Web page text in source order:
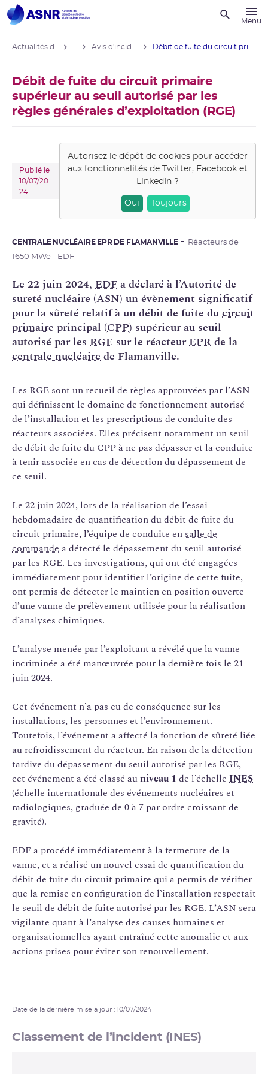
Menu
Débit de fuite du circuit primaire
supérieur au seuil autorisé par les
règles générales d’exploitation (RGE)
Publié le
10/07/20
24
Autorisez le dépôt de cookies pour accéder
aux fonctionnalités de Twitter, Facebook et
LinkedIn?
Oui Toujours
CENTRALE NUCLÉAIRE EPR DE FLAMANVILLE
Réacteurs de
1650 MWe - EDF
Le 22 juin 2024, EDFa déclaré à l’Autorité de
sureté nucléaire (ASN) un évènement significatif
pour la sûreté relatif à un débit de fuite ducircuit
primaire principal (CPP) supérieur au seuil
autorisé par les RGE sur le réacteurEPRde la
centrale nucléairede Flamanville.
Les RGE sont un recueil de règles approuvées par l’ASN
qui définissent le domaine de fonctionnement autorisé
de l’installation et les prescriptions de conduite des
réacteurs associées. Elles précisent notamment un seuil
de débit de fuite du CPP à ne pas dépasser et la conduite
à tenir associée en cas de détection du dépassement de
ce seuil.
Le 22 juin 2024, lors de la réalisation de l’essai
hebdomadaire de quantification du débit de fuite du
circuit primaire, l’équipe de conduite ensalle de
commande a détecté le dépassement du seuil autorisé
par les RGE. Les investigations, qui ont été engagées
immédiatement pour identifier l’origine de cette fuite,
ont permis de détecter le maintien en position ouverte
d’une vanne de prélèvement utilisée pour la réalisation
d’analyses chimiques.
L’analyse menée par l’exploitant a révélé que la vanne
incriminée a été manœuvrée pour la dernière fois le 21
juin 2024.
Cet événement n’a pas eu de conséquence sur les
installations, les personnes et l’environnement.
Toutefois, l’événement a affecté la fonction de sûreté liée
au refroidissement du réacteur. En raison de la détection
tardive du dépassement du seuil autorisé par les RGE,
cet événement a été classé auniveau 1 de l’échelle INES
(échelle internationale des événements nucléaires et
radiologiques, graduée de 0 à 7 par ordre croissant de
gravité).
EDF a procédé immédiatement à la fermeture de la
vanne, et a réalisé un nouvel essai de quantification du
débit de fuite du circuit primaire qui a permis de vérifier
que la remise en configuration de l’installation respectait
le seuil de débit de fuite autorisé par les RGE. L’ASN sera
vigilante quant à l’analyse des causes humaines et
organisationnelles ayant entraîné cette anomalie et aux
actions prises pour éviter son renouvellement.
Date de la dernière mise à jour : 10/07/2024
Classement de l’incident (INES)